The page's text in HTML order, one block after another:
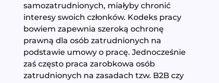
samozatrudnionych, miałyby chronić
interesy swoich członków. Kodeks pracy
bowiem zapewnia szeroką ochronę
prawną dla osób zatrudnionych na
podstawie umowy o pracę. Jednocześnie
zaś często praca zarobkowa osób
zatrudnionych na zasadach tzw. B2B czy